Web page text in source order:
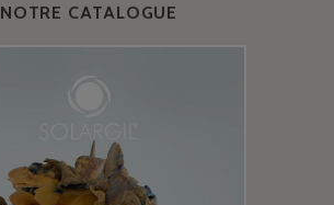
NOTRE CATALOGUE